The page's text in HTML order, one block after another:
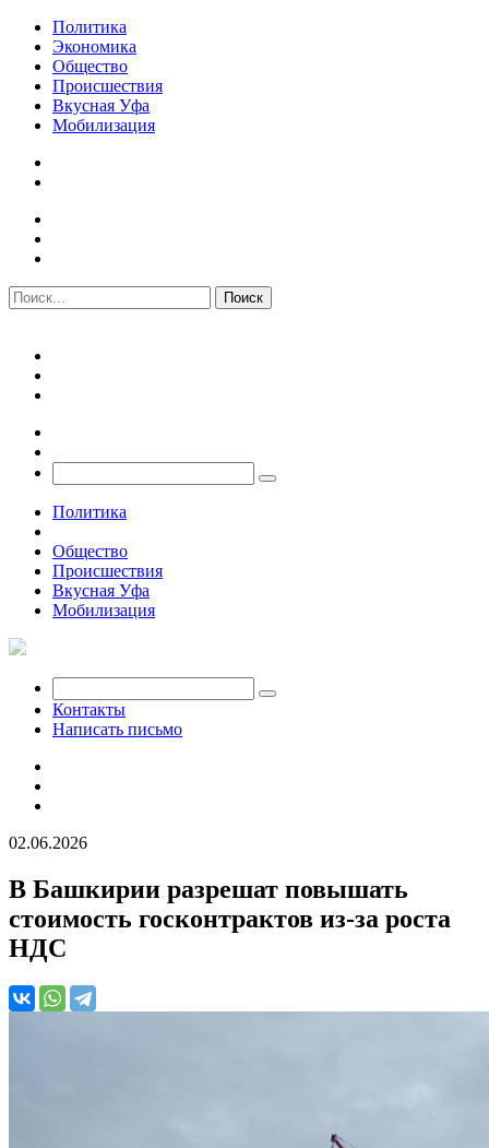
Политика
Экономика
Общество
Происшествия
Вкусная Уфа
Мобилизация
Политика
Общество
Происшествия
Вкусная Уфа
Мобилизация
Контакты
Написать письмо
02.06.2026
В Башкирии разрешат повышать
стоимость госконтрактов из-за роста
НДС